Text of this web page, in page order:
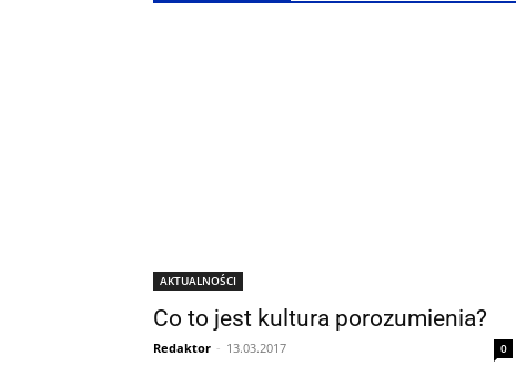
AKTUALNOŚCI
Co to jest kultura porozumienia?
Redaktor - 13.03.2017 0